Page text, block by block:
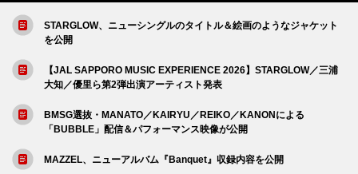
STARGLOW、ニューシングルのタイトル＆絵画のようなジャケット
を公開
【JAL SAPPORO MUSIC EXPERIENCE 2026】STARGLOW／三浦
大知／優里ら第2弾出演アーティスト発表
BMSG選抜・MANATO／KAIRYU／REIKO／KANONによる
「BUBBLE」配信＆パフォーマンス映像が公開
MAZZEL、ニューアルバム『Banquet』収録内容を公開